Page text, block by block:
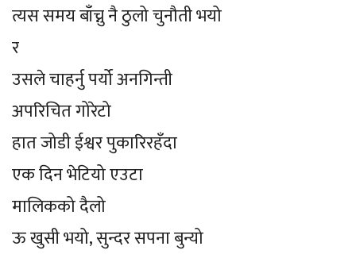
त्यस समय बाँच्नु नै ठुलो चुनौती भयो
र
उसले चाहर्नु पर्यो अनगिन्ती
अपरिचित गोरेटो
हात जोडी ईश्वर पुकारिरहँदा
एक दिन भेटियो एउटा
मालिकको दैलो
ऊ खुसी भयो, सुन्दर सपना बुन्यो